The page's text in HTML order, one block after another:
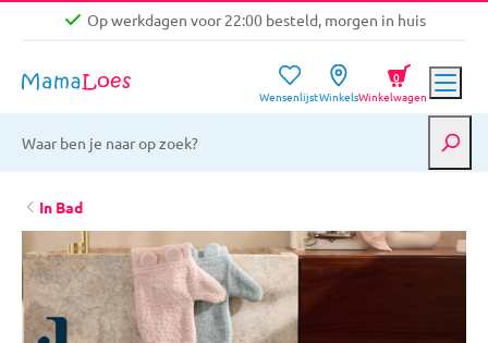
Op werkdagen voor 22:00 besteld, morgen in huis
Gratis verzending vanaf €39,-
Op werkdagen voor 22:00 besteld, morgen in huis
WensenlijstWinkelsWinkelwagen
0
In Bad